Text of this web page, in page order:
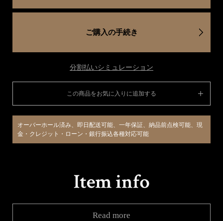
ご購入の手続き
分割払いシミュレーション
この商品をお気に入りに追加する
オーバーホール済み、即日配送可能、一年保証、納品前点検可能、現
金・クレジット・ローン・銀行振込各種対応可能
Read more